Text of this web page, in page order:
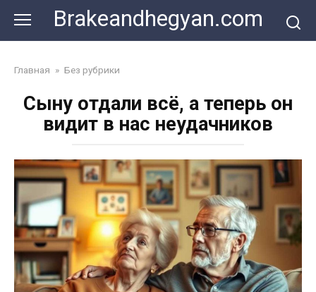
content
Brakeandhegyan.com
Главная » Без рубрики
Сыну отдали всё, а теперь он
видит в нас неудачников